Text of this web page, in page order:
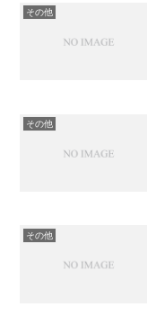
その他
その他
その他